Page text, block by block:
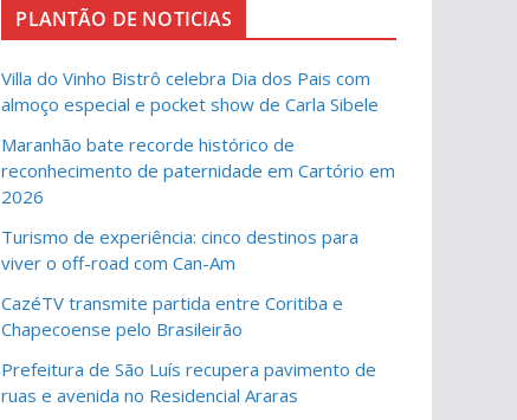
PLANTÃO DE NOTICIAS
Villa do Vinho Bistrô celebra Dia dos Pais com
almoço especial e pocket show de Carla Sibele
Maranhão bate recorde histórico de
reconhecimento de paternidade em Cartório em
2026
Turismo de experiência: cinco destinos para
viver o off-road com Can-Am
CazéTV transmite partida entre Coritiba e
Chapecoense pelo Brasileirão
Prefeitura de São Luís recupera pavimento de
ruas e avenida no Residencial Araras